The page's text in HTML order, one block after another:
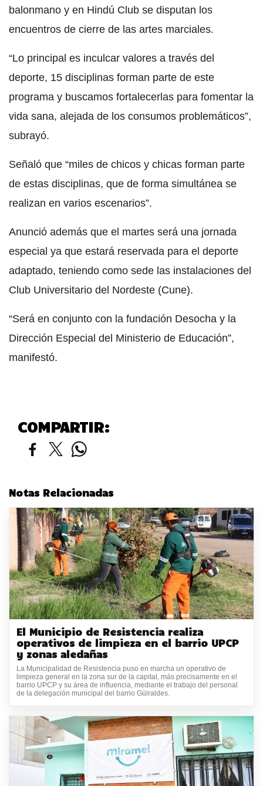
balonmano y en Hindú Club se disputan los
encuentros de cierre de las artes marciales.
“Lo principal es inculcar valores a través del
deporte, 15 disciplinas forman parte de este
programa y buscamos fortalecerlas para fomentar la
vida sana, alejada de los consumos problemáticos”,
subrayó.
Señaló que “miles de chicos y chicas forman parte
de estas disciplinas, que de forma simultánea se
realizan en varios escenarios”.
Anunció además que el martes será una jornada
especial ya que estará reservada para el deporte
adaptado, teniendo como sede las instalaciones del
Club Universitario del Nordeste (Cune).
“Será en conjunto con la fundación Desocha y la
Dirección Especial del Ministerio de Educación”,
manifestó.
COMPARTIR:
Notas Relacionadas
El Municipio de Resistencia realiza
operativos de limpieza en el barrio UPCP
y zonas aledañas
La Municipalidad de Resistencia puso en marcha un operativo de
limpieza general en la zona sur de la capital, más precisamente en el
barrio UPCP y su área de influencia, mediante el trabajo del personal
de la delegación municipal del barrio Güiraldes.